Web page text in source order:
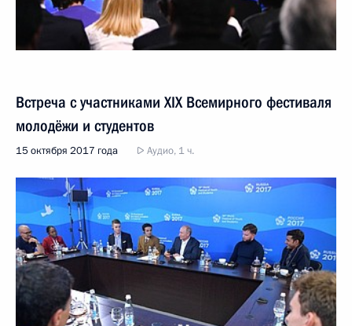
Встреча с участниками XIX Всемирного фестиваля
молодёжи и студентов
15 октября 2017 года Аудио, 1 ч.